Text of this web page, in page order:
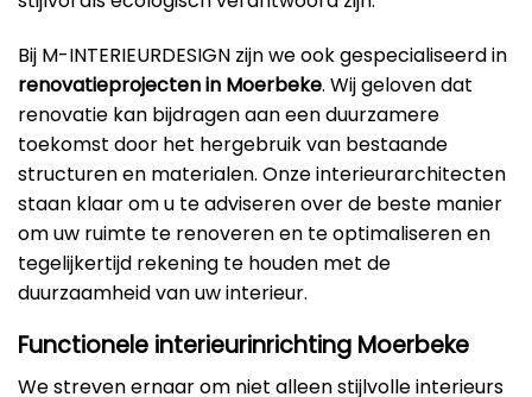
Bij M-INTERIEURDESIGN zijn we ook gespecialiseerd in
renovatieprojecten in Moerbeke. Wij geloven dat
renovatie kan bijdragen aan een duurzamere
toekomst door het hergebruik van bestaande
structuren en materialen. Onze interieurarchitecten
staan klaar om u te adviseren over de beste manier
om uw ruimte te renoveren en te optimaliseren en
tegelijkertijd rekening te houden met de
duurzaamheid van uw interieur.
Functionele interieurinrichting Moerbeke
We streven ernaar om niet alleen stijlvolle interieurs